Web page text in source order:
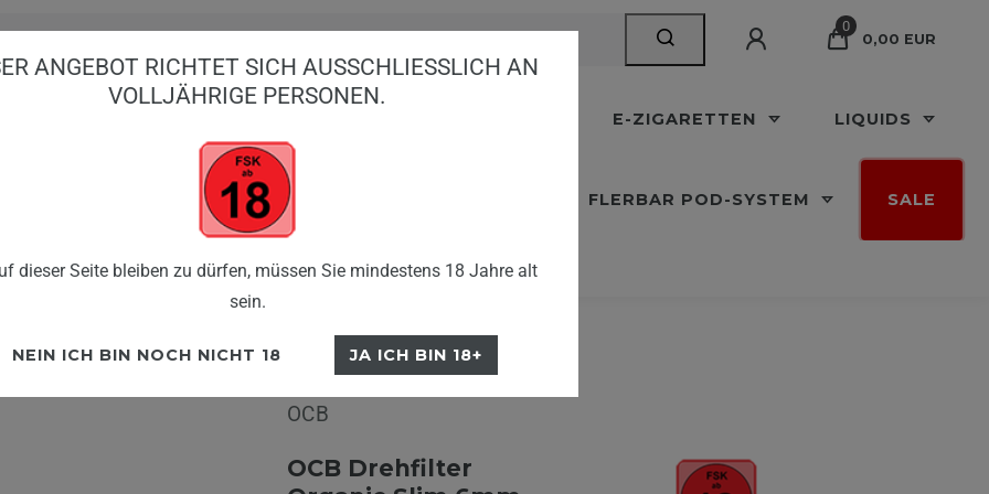
0
0,00 EUR
E-ZIGARETTEN LIQUIDS
SHISHA FLERBAR POD-SYSTEM SALE
OCB Drehfilter Organic Slim 6mm, Beutel Á 120 Filter
OCB
OCB Drehfilter
ANGEBOT RICHTET SICH AUSSCHLIESSLICH AN V
OLLJÄHRIGE PERSONEN.
dieser Seite bleiben zu dürfen, müssen Sie mindestens 18 Jahre alt
sein.
NEIN ICH BIN NOCH NICHT 18 JA ICH BIN 18+